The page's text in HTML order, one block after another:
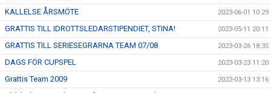
KALLELSE ÅRSMÖTE 2023-06-01 10:29
GRATTIS TILL IDROTTSLEDARSTIPENDIET, STINA! 2023-05-11 20:11
GRATTIS TILL SERIESEGRARNA TEAM 07/08 2023-03-26 18:35
DAGS FÖR CUPSPEL 2023-03-23 11:20
Grattis Team 2009 2023-03-13 13:16